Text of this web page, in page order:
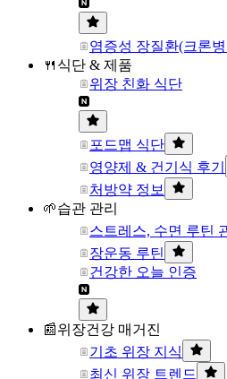
염증성 장질환(크론
🍴식단 & 제품
위장 친화 식단
포드맵 식단
영양제 & 건기식 후기
처방약 정보
🌱습관 관리
스트레스, 수면 루틴
장운동 루틴
건강한 오늘 인증
📰위장건강 매거진
기초 위장 지식
최신 위장 트렌드